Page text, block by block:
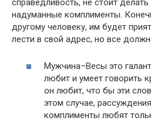
надуманные комплименты.
другому человеку, им будет
лести в свой адрес, но все
Мужчина–Весы это
любит и умеет говорить
он любит, что бы эти
этом случае,
комплименты любят